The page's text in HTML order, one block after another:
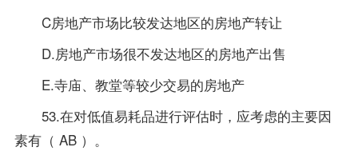
C房地产市场比较发达地区的房地产转让
D.房地产市场很不发达地区的房地产出售
E.寺庙、教堂等较少交易的房地产
53.在对低值易耗品进行评估时，应考虑的主要因
素有（ AB ）。